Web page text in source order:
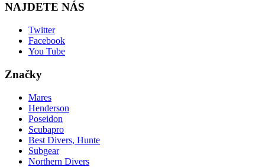
NAJDETE NÁS
Twitter
Facebook
You Tube
Značky
Mares
Henderson
Poseidon
Scubapro
Best Divers, Hunte
Subgear
Northern Divers